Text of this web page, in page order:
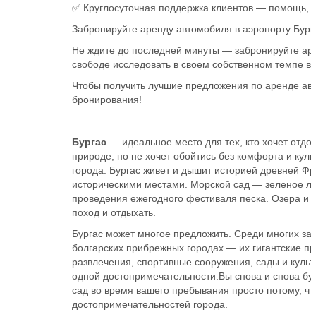
✅ Круглосуточная поддержка клиентов — помощь,
Забронируйте аренду автомобиля в аэропорту
Не ждите до последней минуты — забронируйте
свободе исследовать в своем собственном
Чтобы получить лучшие предложения по аренде
бронирования!
Бургас — идеальное место для тех, кто хочет
природе, но не хочет обойтись без комфорта и
города. Бургас живет и дышит историей древней
историческими местами. Морской сад — зеленое
проведения ежегодного фестиваля песка. Озера
поход и отдыхать.
Бургас может многое предложить. Среди многих
болгарских прибрежных городах — их гигантские
развлечения, спортивные сооружения, сады и
одной достопримечательности.Вы снова и снова
сад во время вашего пребывания просто потому,
достопримечательностей города.